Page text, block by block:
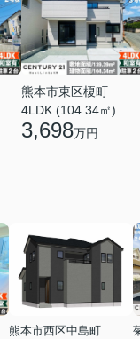
熊本市東区榎町
4LDK (104.34㎡)
3,698万円
熊本市西区中島町